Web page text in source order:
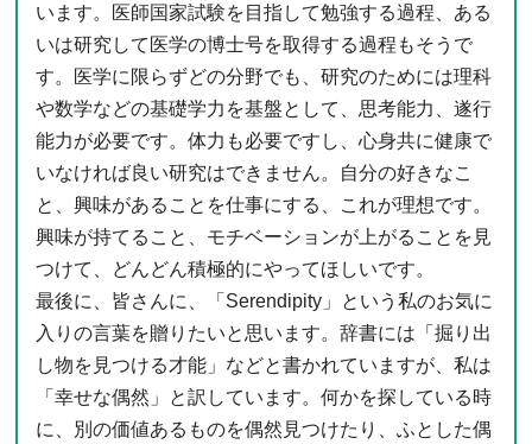
います。医師国家試験を目指して勉強する過程、ある
いは研究して医学の博士号を取得する過程もそうで
す。医学に限らずどの分野でも、研究のためには理科
や数学などの基礎学力を基盤として、思考能力、遂行
能力が必要です。体力も必要ですし、心身共に健康で
いなければ良い研究はできません。自分の好きなこ
と、興味があることを仕事にする、これが理想です。
興味が持てること、モチベーションが上がることを見
つけて、どんどん積極的にやってほしいです。
最後に、皆さんに、「Serendipity」という私のお気に
入りの言葉を贈りたいと思います。辞書には「掘り出
し物を見つける才能」などと書かれていますが、私は
「幸せな偶然」と訳しています。何かを探している時
に、別の価値あるものを偶然見つけたり、ふとした偶